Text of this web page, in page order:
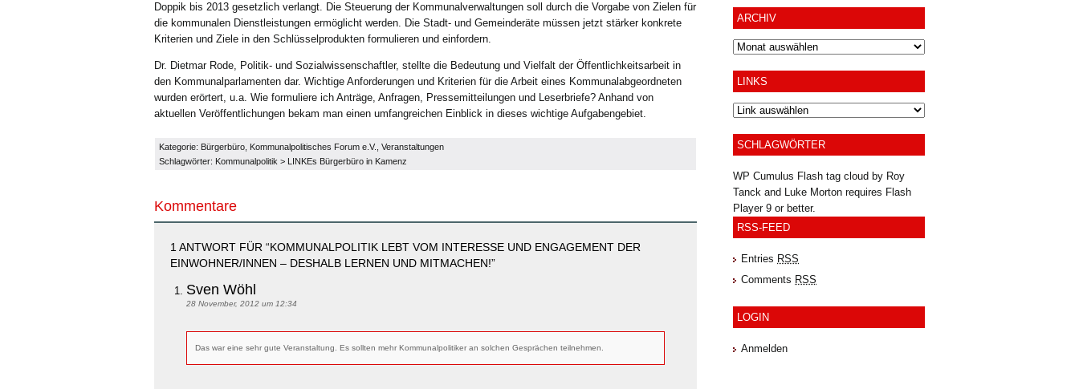
Doppik bis 2013 gesetzlich verlangt. Die Steuerung der Kommunalverwaltungen soll durch die Vorgabe von Zielen für
die kommunalen Dienstleistungen ermöglicht werden. Die Stadt- und Gemeinderäte müssen jetzt stärker konkrete
Kriterien und Ziele in den Schlüsselprodukten formulieren und einfordern.
Dr. Dietmar Rode, Politik- und Sozialwissenschaftler, stellte die Bedeutung und Vielfalt der Öffentlichkeitsarbeit in
den Kommunalparlamenten dar. Wichtige Anforderungen und Kriterien für die Arbeit eines Kommunalabgeordneten
wurden erörtert, u.a. Wie formuliere ich Anträge, Anfragen, Pressemitteilungen und Leserbriefe? Anhand von
aktuellen Veröffentlichungen bekam man einen umfangreichen Einblick in dieses wichtige Aufgabengebiet.
Kategorie: Bürgerbüro Kommunalpolitisches Forum e.V.
Veranstaltungen
Schlagwörter: Kommunalpolitik > LINKEs Bürgerbüro in Kamenz
Kommentare
1 ANTWORT FÜR “KOMMUNALPOLITIK LEBT VOM INTERESSE UND ENGAGEMENT DER
EINWOHNER/INNEN – DESHALB LERNEN UND MITMACHEN!”
Sven Wöhl
28 November, 2012 um 12:34
Das war eine sehr gute Veranstaltung. Es sollten mehr Kommunalpolitiker an solchen Gesprächen teilnehmen.
ARCHIV
Archiv
LINKS
SCHLAGWÖRTER
WP Cumulus Flash tag cloud by Roy
Tanck and Luke Morton requires Flash
Player9 or better.
RSS-FEED
Entries RSS
Comments RSS
LOGIN
Anmelden